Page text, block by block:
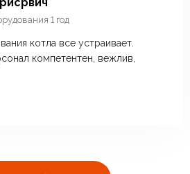
1 год
котла все устраивает.
компетентен, вежлив,